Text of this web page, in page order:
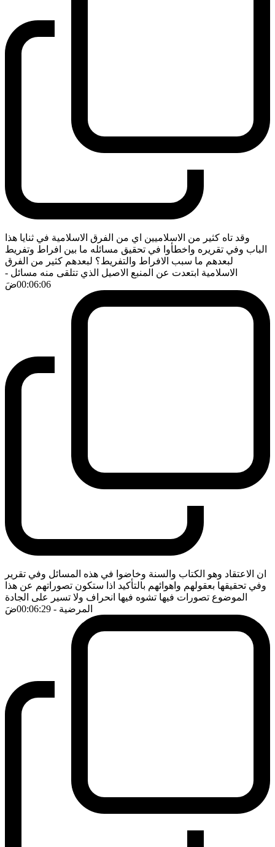
وقد تاه كثير من الاسلاميين اي من الفرق الاسلامية في ثنايا هذا
الباب وفي تقريره واخطأوا في تحقيق مسائله ما بين افراط وتفريط
لبعدهم ما سبب الافراط والتفريط؟ لبعدهم كثير من الفرق
الاسلامية ابتعدت عن المنبع الاصيل الذي تتلقى منه مسائل -
00:06:06ضَ
ان الاعتقاد وهو الكتاب والسنة وخاضوا في هذه المسائل وفي تقرير
وفي تحقيقها بعقولهم واهوائهم بالتأكيد اذا ستكون تصوراتهم عن هذا
الموضوع تصورات فيها تشوه فيها انحراف ولا تسير على الجادة
المرضية - 00:06:29 ضَ